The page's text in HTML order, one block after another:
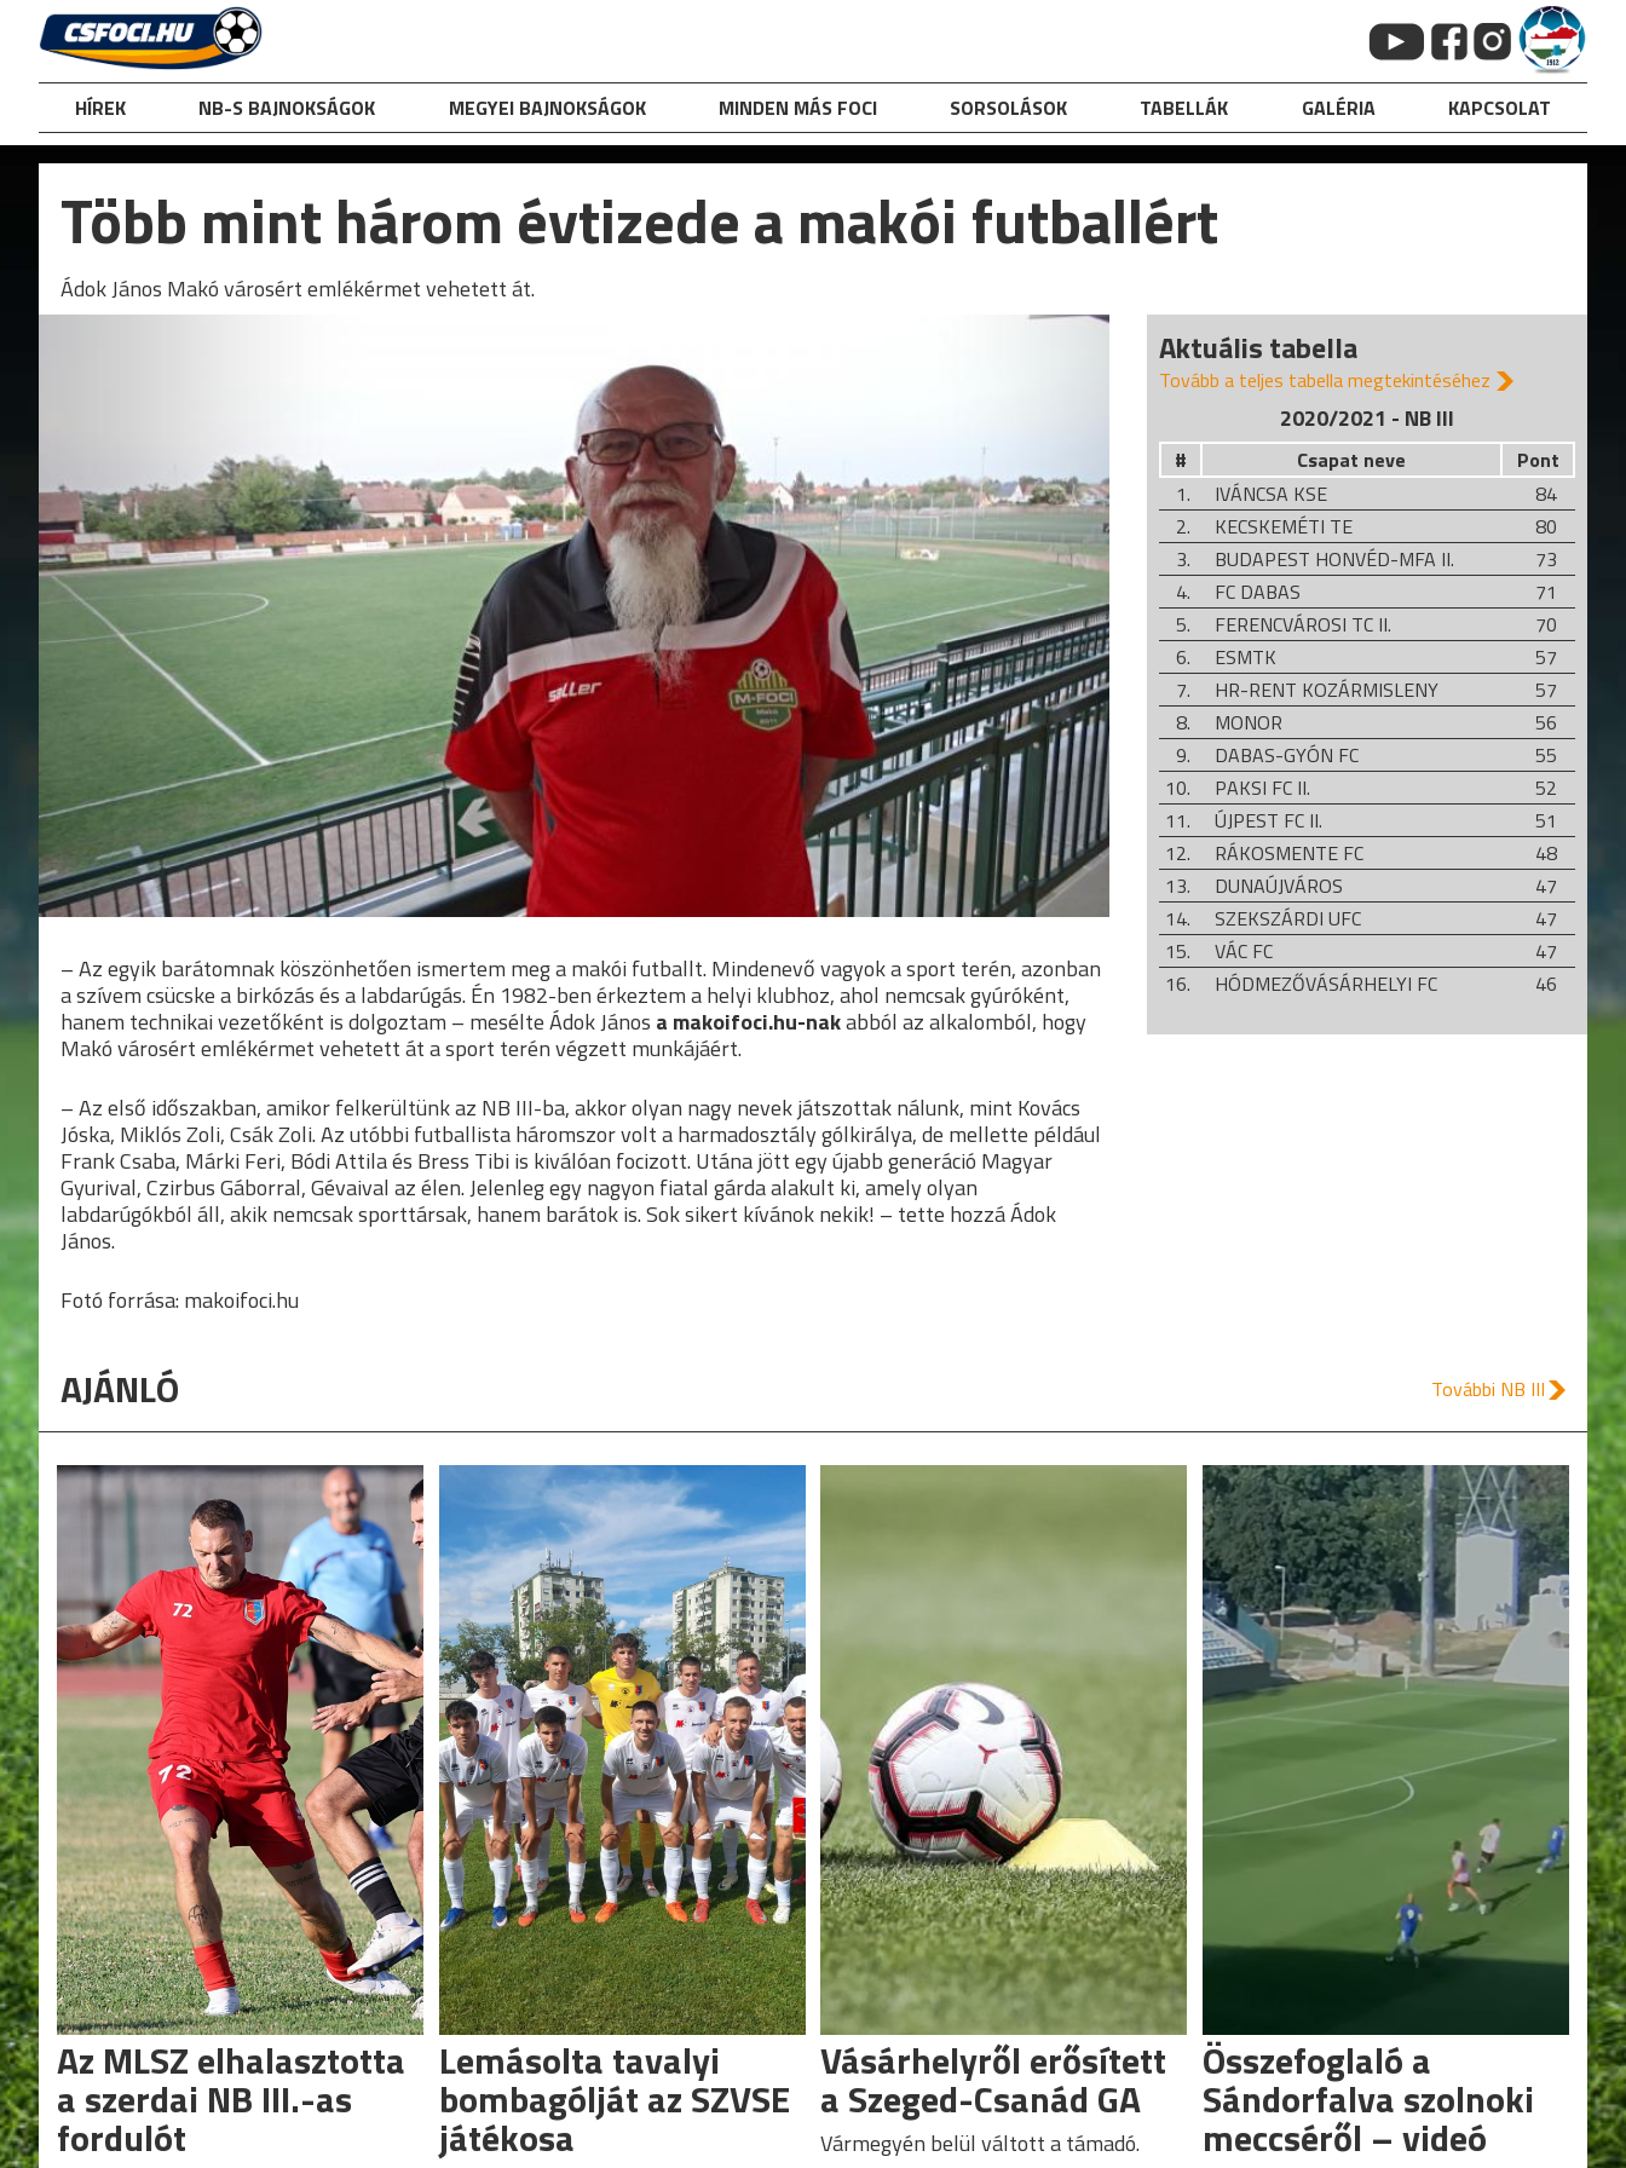
content
HÍREK NB-S BAJNOKSÁGOK MEGYEI BAJNOKSÁGOK MINDEN MÁS FOCI SORSOLÁSOK TABELLÁK GALÉRIA KAPCSOLAT
Több mint három évtizede a makói futballért
Ádok János Makó városért emlékérmet vehetett át.
– Az egyik barátomnak köszönhetően ismertem meg a makói futballt. Mindenevő vagyok a sport terén, azonban
a szívem csücske a birkózás és a labdarúgás. Én 1982-ben érkeztem a helyi klubhoz, ahol nemcsak gyúróként,
hanem technikai vezetőként is dolgoztam – mesélte Ádok János a makoifoci.hu-nakabból az alkalomból, hogy
Makó városért emlékérmet vehetett át a sport terén végzett munkájáért.
– Az első időszakban, amikor felkerültünk az NB III-ba, akkor olyan nagy nevek játszottak nálunk, mint Kovács
Jóska, Miklós Zoli, Csák Zoli. Az utóbbi futballista háromszor volt a harmadosztály gólkirálya, de mellette például
Frank Csaba, Márki Feri, Bódi Attila és Bress Tibi is kiválóan focizott. Utána jött egy újabb generáció Magyar
Gyurival, Czirbus Gáborral, Gévaival az élen. Jelenleg egy nagyon fiatal gárda alakult ki, amely olyan
labdarúgókból áll, akik nemcsak sporttársak, hanem barátok is. Sok sikert kívánok nekik! – tette hozzá Ádok
János.
Fotó forrása: makoifoci.hu
Aktuális tabella
Tovább a teljes tabella megtekintéséhez
2020/2021 - NB III
# Csapat neve
Pont
1.
IVÁNCSA KSE
84
2.
KECSKEMÉTI TE
80
3.
BUDAPEST HONVÉD-MFA II.
73
4.
FC DABAS
71
5.
FERENCVÁROSI TC II.
70
6.
ESMTK
57
7.
HR-RENT KOZÁRMISLENY
57
8.
MONOR
56
9.
DABAS-GYÓN FC
55
10.
PAKSI FC II.
52
11.
ÚJPEST FC II.
51
12.
RÁKOSMENTE FC
48
13.
DUNAÚJVÁROS
47
14.
SZEKSZÁRDI UFC
47
15.
VÁC FC
47
16.
HÓDMEZŐVÁSÁRHELYI FC
46
AJÁNLÓ További NB III
Az MLSZ elhalasztotta
a szerdai NB III.-as
fordulót
Lemásolta tavalyi
bombagólját az SZVSE
játékosa
Vásárhelyről erősített
a Szeged-Csanád GA
Vármegyén belül váltott a támadó.
Összefoglaló a
Sándorfalva szolnoki
meccséről – videó